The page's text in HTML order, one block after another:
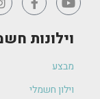
וילונות
מבצע
וילון חשמלי